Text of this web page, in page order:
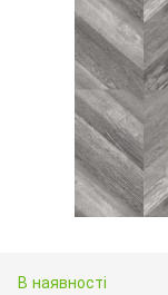
В наявності